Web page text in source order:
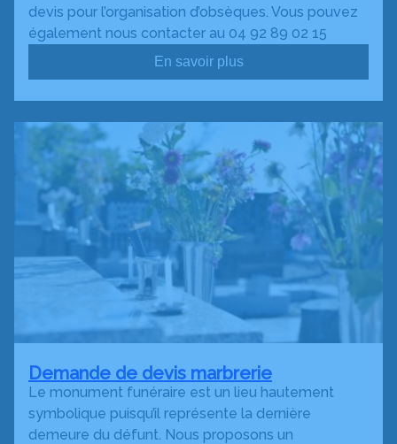
devis pour l’organisation d’obsèques. Vous pouvez
également nous contacter au 04 92 89 02 15
En savoir plus
Demande de devis marbrerie
Le monument funéraire est un lieu hautement
symbolique puisqu’il représente la dernière
demeure du défunt. Nous proposons un